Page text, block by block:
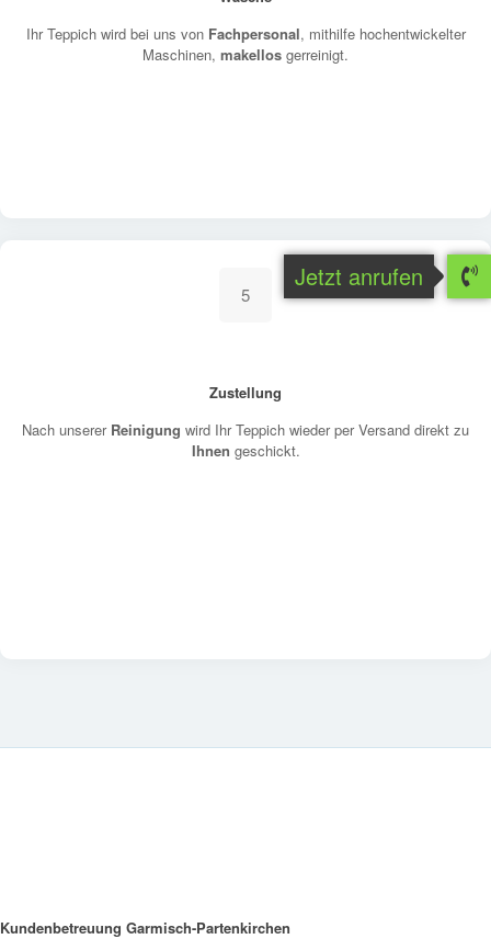
Ihr Teppich wird bei uns von Fachpersonal, mithilfe hochentwickelter
Maschinen, makellos gerreinigt.
5
Zustellung
Nach unserer Reinigung wird Ihr Teppich wieder per Versand direkt zu
Ihnen geschickt.
Kundenbetreuung Garmisch-Partenkirchen
Jetzt anrufen